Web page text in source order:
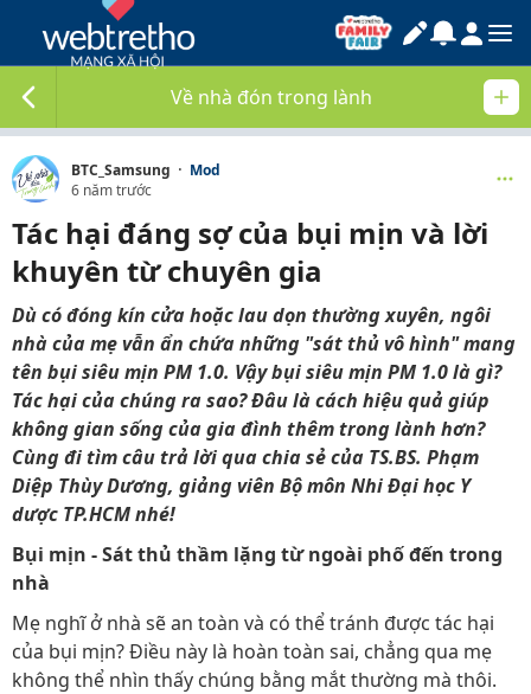
Về nhà đón trong lành
BTC_Samsung · Mod
6 năm trước
Tác hại đáng sợ của bụi mịn và lời
khuyên từ chuyên gia
Dù có đóng kín cửa hoặc lau dọn thường xuyên, ngôi
nhà của mẹ vẫn ẩn chứa những "sát thủ vô hình" mang
tên bụi siêu mịn PM 1.0. Vậy bụi siêu mịn PM 1.0 là gì?
Tác hại của chúng ra sao? Đâu là cách hiệu quả giúp
không gian sống của gia đình thêm trong lành hơn?
Cùng đi tìm câu trả lời qua chia sẻ của TS.BS. Phạm
Diệp Thùy Dương, giảng viên Bộ môn NhiĐại học Y
dược TP.HCM nhé!
Bụi mịn - Sát thủ thầm lặng từ ngoài phố đến trong
nhà
Mẹ nghĩ ở nhà sẽ an toàn và có thể tránh được tác hại
của bụi mịn? Điều này là hoàn toàn sai, chẳng qua mẹ
không thể nhìn thấy chúng bằng mắt thường mà thôi.